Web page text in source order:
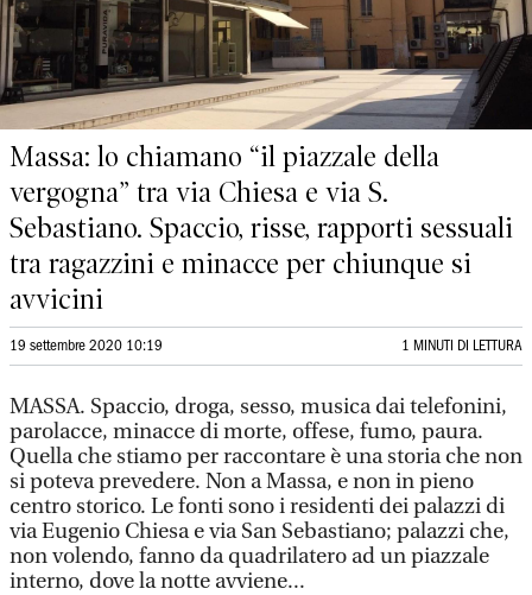
Massa: lo chiamano “il piazzale della
vergogna” tra via Chiesa e via S.
Sebastiano. Spaccio, risse, rapporti sessuali
tra ragazzini e minacce per chiunque si
avvicini
19 settembre 2020 10:19 1 MINUTI DI LETTURA
MASSA. Spaccio, droga, sesso, musica dai telefonini,
parolacce, minacce di morte, offese, fumo, paura.
Quella che stiamo per raccontare è una storia che non
si poteva prevedere. Non a Massa, e non in pieno
centro storico. Le fonti sono i residenti dei palazzi di
via Eugenio Chiesa e via San Sebastiano; palazzi che,
non volendo, fanno da quadrilatero ad un piazzale
interno, dove la notte avviene...